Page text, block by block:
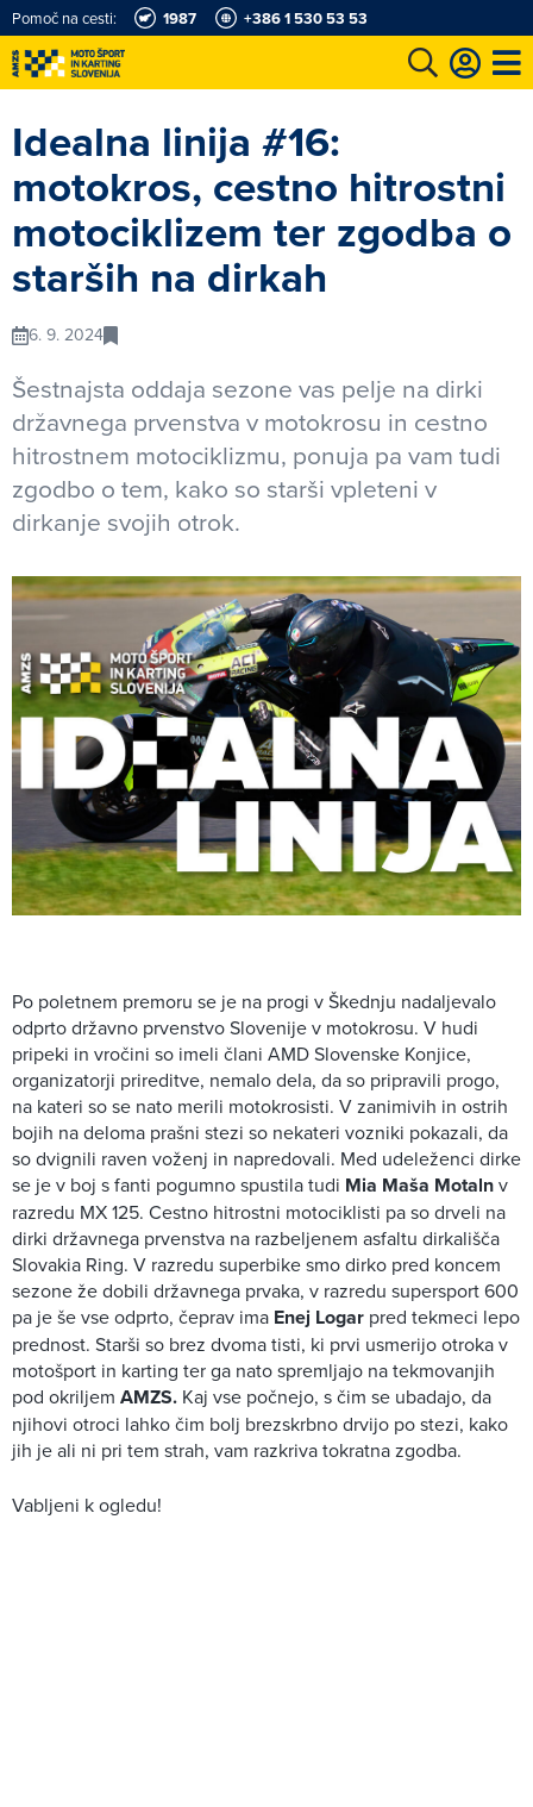
Pomoč na cesti: 1987 +386 1 530 53 53
Idealna linija #16:
motokros, cestno hitrostni
motociklizem ter zgodba o
starših na dirkah
6. 9. 2024
Šestnajsta oddaja sezone vas pelje na dirki
državnega prvenstva v motokrosu in cestno
hitrostnem motociklizmu, ponuja pa vam tudi
zgodbo o tem, kako so starši vpleteni v
dirkanje svojih otrok.
Po poletnem premoru se je na progi v Škednju nadaljevalo
odprto državno prvenstvo Slovenije v motokrosu. V hudi
pripeki in vročini so imeli člani AMD Slovenske Konjice,
organizatorji prireditve, nemalo dela, da so pripravili progo,
na kateri so se nato merili motokrosisti. V zanimivih in ostrih
bojih na deloma prašni stezi so nekateri vozniki pokazali, da
so dvignili raven voženj in napredovali. Med udeleženci dirke
se je v boj s fanti pogumno spustila tudi Mia Maša Motalnv
razredu MX 125. Cestno hitrostni motociklisti pa so drveli na
dirki državnega prvenstva na razbeljenem asfaltu dirkališča
Slovakia Ring. V razredu superbike smo dirko pred koncem
sezone že dobili državnega prvaka, v razredu supersport 600
pa je še vse odprto, čeprav ima Enej Logar pred tekmeci lepo
prednost. Starši so brez dvoma tisti, ki prvi usmerijo otroka v
motošport in karting ter ga nato spremljajo na tekmovanjih
pod okriljem AMZS. Kaj vse počnejo, s čim se ubadajo, da
njihovi otroci lahko čim bolj brezskrbno drvijo po stezi, kako
jih je ali ni pri tem strah, vam razkriva tokratna zgodba.
Vabljeni k ogledu!